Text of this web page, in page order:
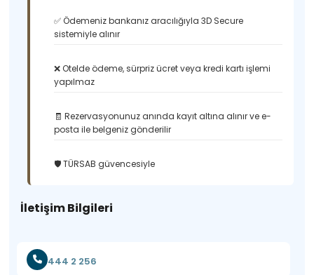
✅ Ödemeniz bankanız aracılığıyla 3D Secure
sistemiyle alınır
❌ Otelde ödeme, sürpriz ücret veya kredi kartı işlemi
yapılmaz
🧾 Rezervasyonunuz anında kayıt altına alınır ve e-
posta ile belgeniz gönderilir
🛡️ TÜRSAB güvencesiyle
İletişim Bilgileri
444 2 256